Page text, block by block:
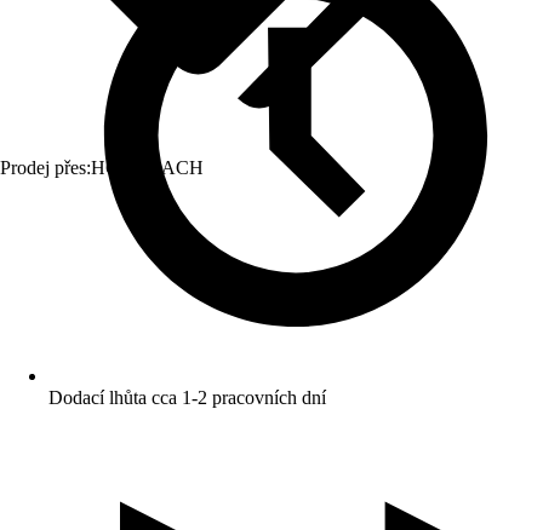
Prodej přes:HORNBACH
Dodací lhůta cca 1-2 pracovních dní